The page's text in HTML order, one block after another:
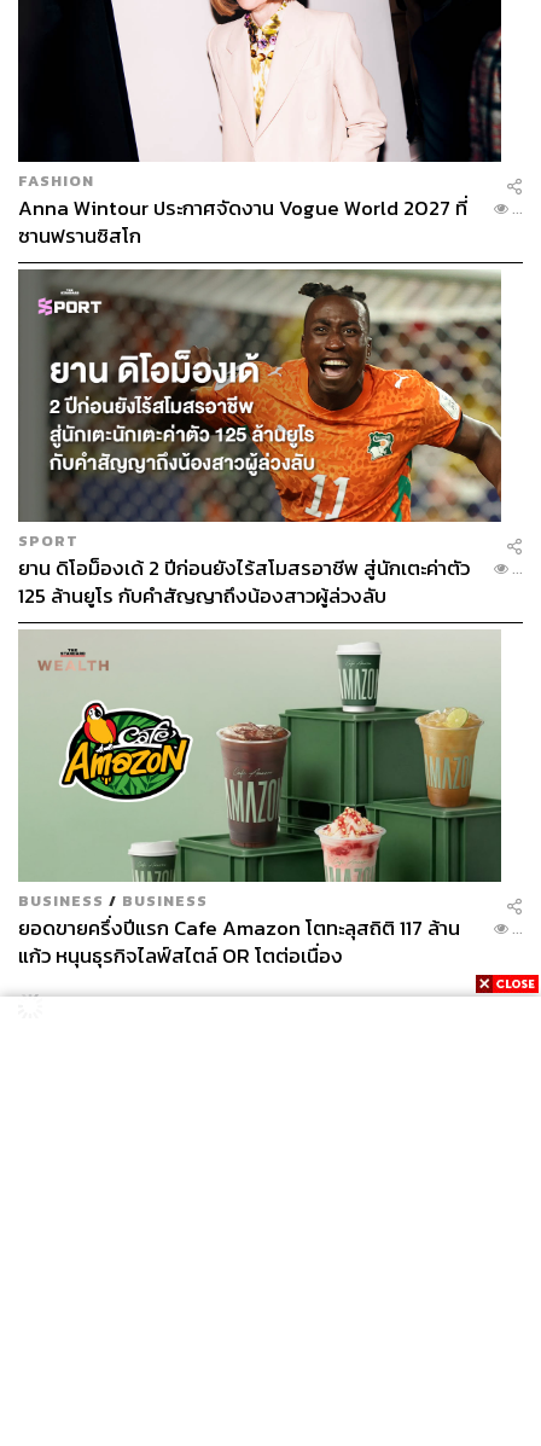
FASHION
Anna Wintour ประกาศจัดงาน Vogue World 2027 ที่
ซานฟรานซิสโก
...
SPORT
ยาน ดิโอม็องเด้ 2 ปีก่อนยังไร้สโมสรอาชีพ สู่นักเตะค่าตัว
125 ล้านยูโร กับคำสัญญาถึงน้องสาวผู้ล่วงลับ
...
BUSINESS / BUSINESS
ยอดขายครึ่งปีแรก Cafe Amazon โตทะลุสถิติ 117 ล้าน
แก้ว หนุนธุรกิจไลฟ์สไตล์ OR โตต่อเนื่อง
...